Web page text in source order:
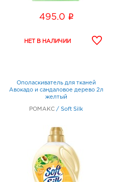
495.0 i
Ополаскиватель для тканей
Авокадо и сандаловое дерево 2л
желтый
РОМАКС / Soft Silk